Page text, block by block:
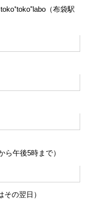
（布袋駅
ら午後5時まで）
の翌日）